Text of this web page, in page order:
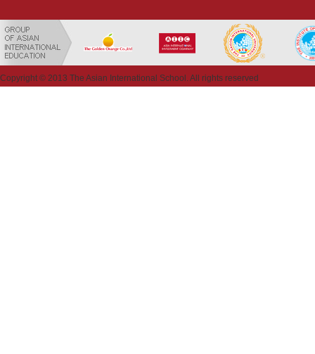
Copyright © 2013 The Asian International School. All rights reserved